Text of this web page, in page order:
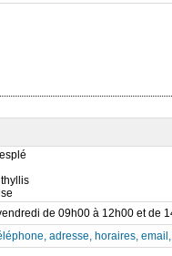
de 09h00 à 12h00 et de
adresse, horaires,